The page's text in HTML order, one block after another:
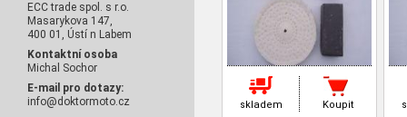
ECC trade spol. s r.o.
Masarykova 147,
400 01, Ústí n Labem
Kontaktní osoba
Michal Sochor
E-mail pro dotazy:
info@doktormoto.cz
skladem Koupit